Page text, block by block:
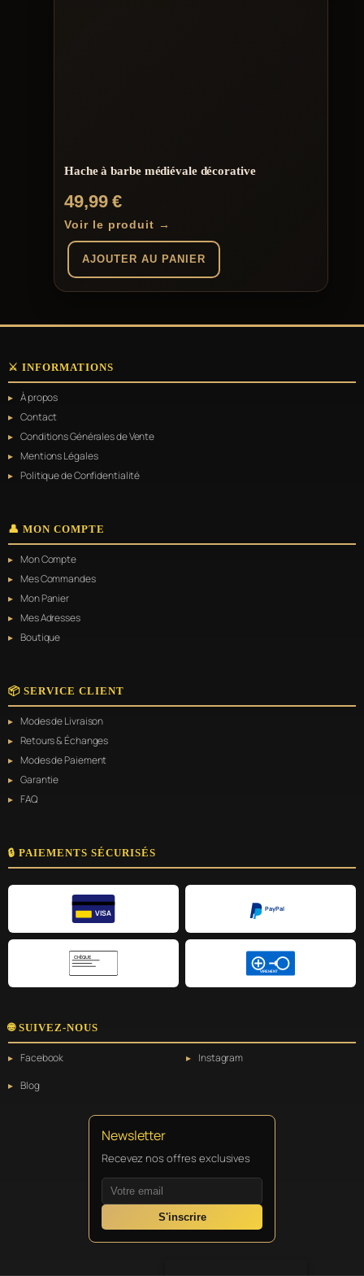
Hache à barbe médiévale décorative
49,99€
Voir le produit →
AJOUTER AU PANIER
⚔️ INFORMATIONS
À propos
Contact
Conditions Générales de Vente
Mentions Légales
Politique de Confidentialité
👤 MON COMPTE
Mon Compte
Mes Commandes
Mon Panier
Mes Adresses
Boutique
📦 SERVICE CLIENT
Modes de Livraison
Retours & Échanges
Modes de Paiement
Garantie
FAQ
🔒 PAIEMENTS SÉCURISÉS
VISA
PayPal
CHÈQUE
VIREMENT
🌐 SUIVEZ-NOUS
Facebook
Instagram
Blog
Newsletter
Recevez nos offres exclusives
S'inscrire